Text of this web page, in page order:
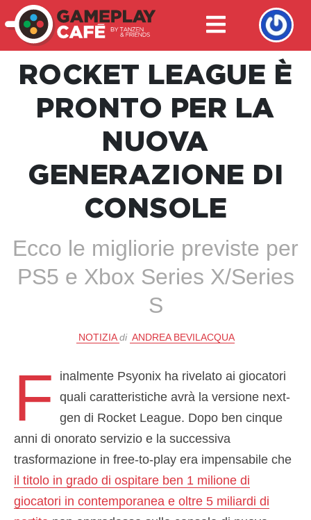
ROCKET LEAGUE È
PRONTO PER LA
NUOVA
GENERAZIONE DI
CONSOLE
Ecco le migliorie previste per
PS5 e Xbox Series X/Series
S
NOTIZIA di ANDREA BEVILACQUA
F
inalmente Psyonix ha rivelato ai giocatori
quali caratteristiche avrà la versione next-
gen di Rocket League. Dopo ben cinque
anni di onorato servizio e la successiva
trasformazione in free-to-play era impensabile che
il titolo in grado di ospitare ben 1 milione di
giocatori in contemporanea e oltre 5 miliardi di